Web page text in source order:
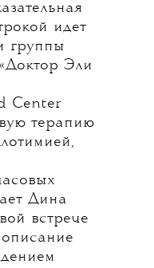
идет
группы
Эли
Center
терапию
Дина
встрече